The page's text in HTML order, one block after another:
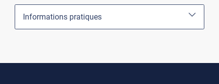
Informations pratiques